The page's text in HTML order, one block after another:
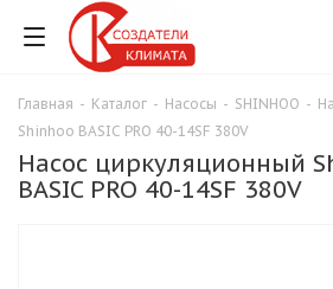
Главная - Каталог - Насосы - SHINHOO -
Shinhoo BASIC PRO 40-14SF 380V
Насос циркуляционный
BASIC PRO 40-14SF 380V